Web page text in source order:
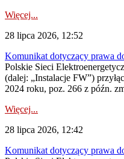
Więcej...
28 lipca 2026, 12:52
Komunikat dotyczący prawa
Polskie Sieci
(dalej: „Instalacje FW”)
2024 roku, poz. 266 z późn.
Więcej...
28 lipca 2026, 12:42
Komunikat dotyczący prawa